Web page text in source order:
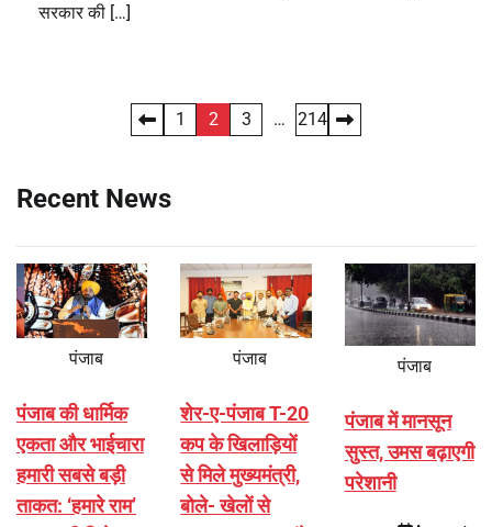
सरकार की […]
1 2 3 … 214
Recent News
पंजाब
पंजाब की धार्मिक
एकता और भाईचारा
हमारी सबसे बड़ी
ताकत: ‘हमारे राम’
पंजाब
शेर-ए-पंजाब T-20
कप के खिलाड़ियों
से मिले मुख्यमंत्री,
बोले- खेलों से
पंजाब
पंजाब में मानसून
सुस्त, उमस बढ़ाएगी
परेशानी